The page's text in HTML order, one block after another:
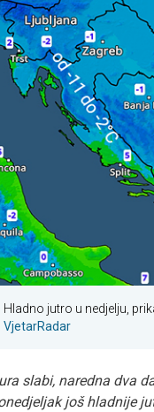
Hladno jutro u nedjelju,
VjetarRadar
slabi, naredna dva
još hladnije